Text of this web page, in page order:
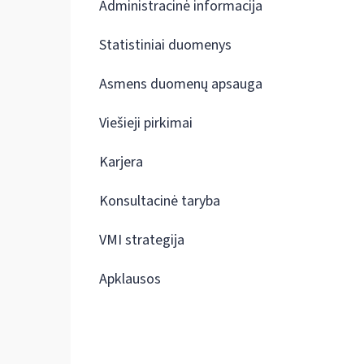
Administracinė informacija
Statistiniai duomenys
Asmens duomenų apsauga
Viešieji pirkimai
Karjera
Konsultacinė taryba
VMI strategija
Apklausos